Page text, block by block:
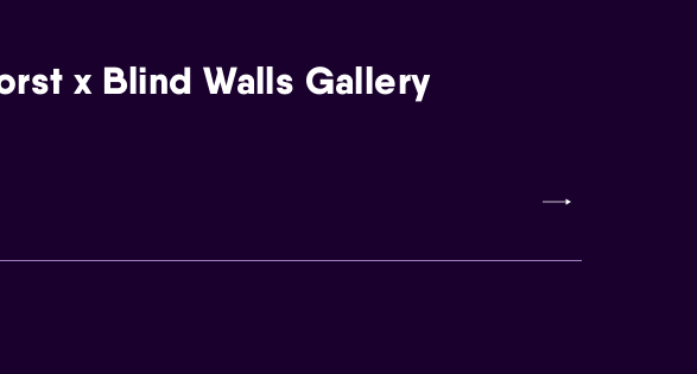
x Blind Walls Gallery